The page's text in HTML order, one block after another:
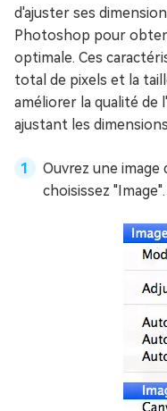
d'ajuster ses
Photoshop pour
optimale. Ces
total de pixels et la
améliorer la qualité de
ajustant les
Ouvrez une
choisissez